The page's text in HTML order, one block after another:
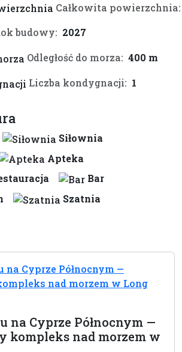
Całkowita powierzchnia:
budowy: 2027
Odległość do morza: 400 m
Liczba kondygnacji: 1
Siłownia
Apteka
Bar
Szatnia
na Cyprze Północnym —
kompleks nad morzem w